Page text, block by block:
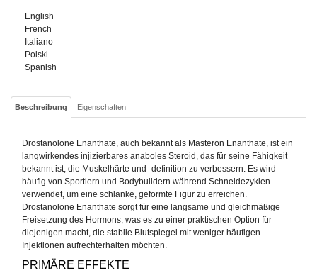
English
French
Italiano
Polski
Spanish
Beschreibung Eigenschaften
Drostanolone Enanthate, auch bekannt als Masteron Enanthate, ist ein
langwirkendes injizierbares anaboles Steroid, das für seine Fähigkeit
bekannt ist, die Muskelhärte und -definition zu verbessern. Es wird
häufig von Sportlern und Bodybuildern während Schneidezyklen
verwendet, um eine schlanke, geformte Figur zu erreichen.
Drostanolone Enanthate sorgt für eine langsame und gleichmäßige
Freisetzung des Hormons, was es zu einer praktischen Option für
diejenigen macht, die stabile Blutspiegel mit weniger häufigen
Injektionen aufrechterhalten möchten.
PRIMÄRE EFFEKTE